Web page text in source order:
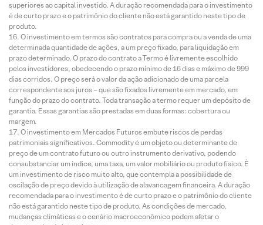
superiores ao capital investido. A duração recomendada para o investimento
é de curto prazo e o patrimônio do cliente não está garantido neste tipo de
produto.
O investimento em termos são contratos para compra ou a venda de uma
determinada quantidade de ações, a um preço fixado, para liquidação em
prazo determinado. O prazo do contrato a Termo é livremente escolhido
pelos investidores, obedecendo o prazo mínimo de 16 dias e máximo de 999
dias corridos. O preço será o valor da ação adicionado de uma parcela
correspondente aos juros – que são fixados livremente em mercado, em
função do prazo do contrato. Toda transação a termo requer um depósito de
garantia. Essas garantias são prestadas em duas formas: cobertura ou
margem.
O investimento em Mercados Futuros embute riscos de perdas
patrimoniais significativos. Commodity é um objeto ou determinante de
preço de um contrato futuro ou outro instrumento derivativo, podendo
consubstanciar um índice, uma taxa, um valor mobiliário ou produto físico. É
um investimento de risco muito alto, que contempla a possibilidade de
oscilação de preço devido à utilização de alavancagem financeira. A duração
recomendada para o investimento é de curto prazo e o patrimônio do cliente
não está garantido neste tipo de produto. As condições de mercado,
mudanças climáticas e o cenário macroeconômico podem afetar o